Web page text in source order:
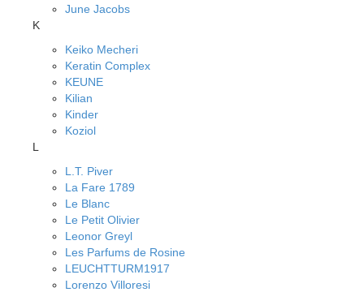
June Jacobs
K
Keiko Mecheri
Keratin Complex
KEUNE
Kilian
Kinder
Koziol
L
L.T. Piver
La Fare 1789
Le Blanc
Le Petit Olivier
Leonor Greyl
Les Parfums de Rosine
LEUCHTTURM1917
Lorenzo Villoresi